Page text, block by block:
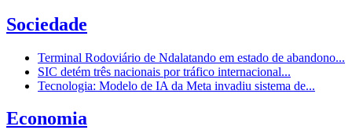
Sociedade
Terminal Rodoviário de Ndalatando em estado de abandono...
SIC detém três nacionais por tráfico internacional...
Tecnologia: Modelo de IA da Meta invadiu sistema de...
Economia